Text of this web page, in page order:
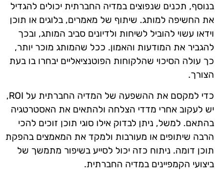
בנוסף, תכנים שנפוצים במדיה החברתית יכולים להגדיל
את החשיפה למותג. שיתוף של מאמרים, בלוגים או תוכן
וידאו עשוי להוביל לשיחות ולדיונים סביב המותג, ובכך
להגביר את המודעות והאמון. ככל שהמותג מוכר יותר,
כך עולה הסיכוי שהלקוחות הפוטנציאליים יבחרו בו בעת
הצורך.
כדי למקסם את ההשפעה של המדיה החברתית על ROI,
יש לעקוב אחרי מדדי הצלחה ולהתאים את האסטרטגיה
בהתאם. למשל, ניתן לבדוק אילו סוגי תוכן זוכים להכי
הרבה שיתופים או מעורבות ולמקד את המאמצים בהפקת
תוכן דומה. ניתוח כזה יכול לסייע בשיפור מתמשך של
ביצועי הקמפיינים במדיה החברתית.